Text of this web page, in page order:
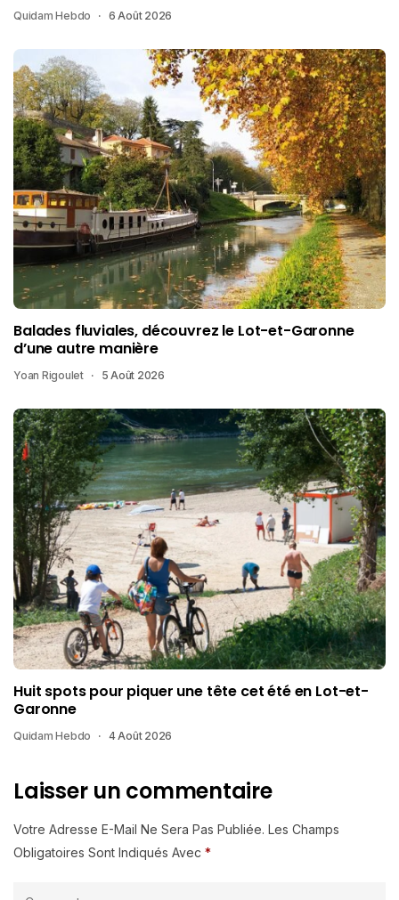
Quidam Hebdo 6 Août 2026
Balades fluviales, découvrez le Lot-et-Garonne
d’une autre manière
Yoan Rigoulet 5 Août 2026
Huit spots pour piquer une tête cet été en Lot-et-
Garonne
Quidam Hebdo 4 Août 2026
Laisser un commentaire
Votre Adresse E-Mail Ne Sera Pas Publiée. Les Champs
Obligatoires Sont Indiqués Avec *